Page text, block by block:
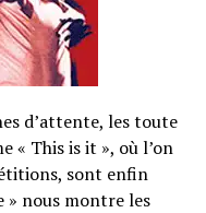
d’attente, les toute
« This is it », où l’on
sont enfin
» nous montre les